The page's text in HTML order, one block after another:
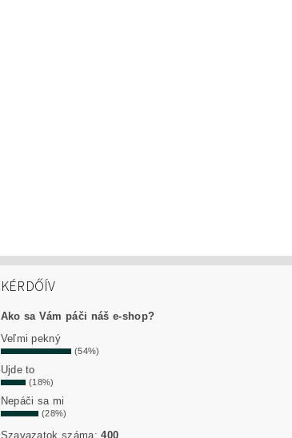
KÉRDŐÍV
Ako sa Vám páči náš e-shop?
Veľmi pekný
(54%)
Ujde to
(18%)
Nepáči sa mi
(28%)
Szavazatok száma:400